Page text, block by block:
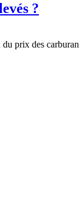
?
du prix des